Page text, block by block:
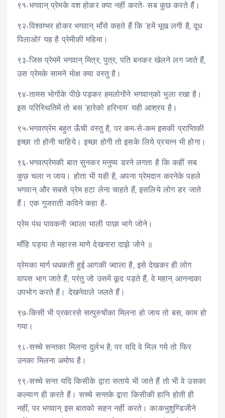
९१-भगवान् प्रेमके वश होकर क्या नहीं करते- सब कुछ करते हैं।
९२-विश्वम्भर होकर भगवान् माँसे कहते हैं कि ‘हमें भूख लगी है, दूध
पिलाओ!’ यह है प्रेमीकी महिमा।
९३-जिस प्रेममें भगवान् मित्र, पुत्र, पति बनकर खेलने लग जाते हैं,
उस प्रेमके सामने मोक्ष क्या वस्तु है।
९४-तामस भोगोंके पीछे पड़कर हमलोगोंने भगवान्‌को भुला रखा है।
इस परिस्थितिमें तो बस ‘हारेको हरिनाम’ यही आश्रय है।
९५-भगवत्प्रेम बहुत ऊँची वस्तु है, पर कम-से-कम इसकी प्राप्तिकी
इच्छा तो होनी चाहिये। इच्छा होगी तो इसके लिये प्रयत्न भी होगा।
९६-भगवत्प्रेमकी बात सुनकर मनुष्य डरने लगता है कि कहीं सब
कुछ चला न जाय। होता भी यही है, अपना प्रेमदान करनेके पहले
भगवान् और सबसे प्रेम हटा लेना चाहते हैं, इसलिये लोग डर जाते
हैं। एक गुजराती कविने कहा है-
प्रेम पंथ पावकनी ज्वाला भाली पाछा भागे जोने।
माँहि पड़या ते महारस माणे देखनारा दाझे जोने ॥
प्रेमका मार्ग धधकती हुई आगकी ज्वाला है, इसे देखकर ही लोग
वापस भाग जाते हैं; परंतु जो उसमें कूद पड़ते हैं, वे महान् आनन्दका
उपभोग करते हैं। देखनेवाले जलते हैं।
९७-किसी भी प्रकारसे सत्पुरुषोंका मिलना हो जाय तो बस, काम हो
गया।
९८-सच्चे सन्तका मिलना दुर्लभ है; पर यदि वे मिल गये तो फिर
उनका मिलना अमोघ है।
९९-सच्चे सन्त यदि किसीके द्वारा सताये भी जाते हैं तो भी वे उसका
कल्याण ही करते हैं। सच्चे सन्तके द्वारा किसीकी हानि होती ही
नहीं, पर भगवान् इस बातको सहन नहीं करते। काकभुशुण्डिजीने